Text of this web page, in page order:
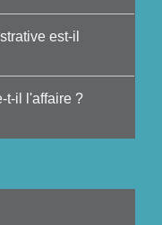
est-il
t-il l'affaire ?